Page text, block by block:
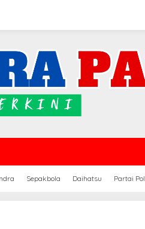
Sepakbola Daihatsu Partai